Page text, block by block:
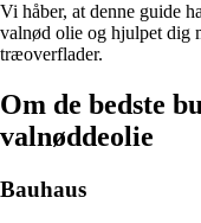
Vi håber, at denne guide
valnød olie og hjulpet dig
træoverflader.
Om de bedste
valnøddeolie
Bauhaus